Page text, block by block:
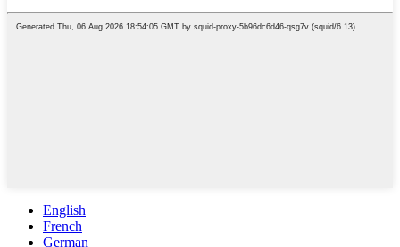
English
French
German